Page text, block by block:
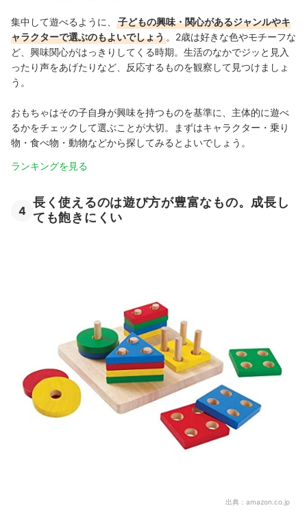
集中して遊べるように、
子どもの興味・関心があるジャンルやキ
ャラクターで選ぶのもよいでしょう 。2歳は好きな色やモチーフな
ど、興味関心がはっきりしてくる時期。生活のなかでジッと見入
ったり声をあげたりなど、反応するものを観察して見つけましょ
う。
おもちゃはその子自身が興味を持つものを基準に、主体的に遊べ
るかをチェックして選ぶことが大切。まずはキャラクター・乗り
物・食べ物・動物などから探してみるとよいでしょう。
ランキングを見る
4
長く使えるのは遊び方が豊富なもの。成長し
ても飽きにくい
出典： amazon.co.jp